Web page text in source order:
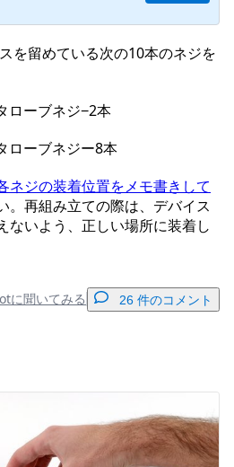
を留めている次の10本のネジを
ローブネジ−2本
ローブネジー8本
ネジの装着位置をメモ書きして
。再組み立ての際は、デバイス
ないよう、正しい場所に装着し
に聞いてみる 26 件のコメント